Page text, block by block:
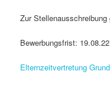
Zur Stellenausschreibung
Bewerbungsfrist: 19.08.22
Elternzeitvertretung